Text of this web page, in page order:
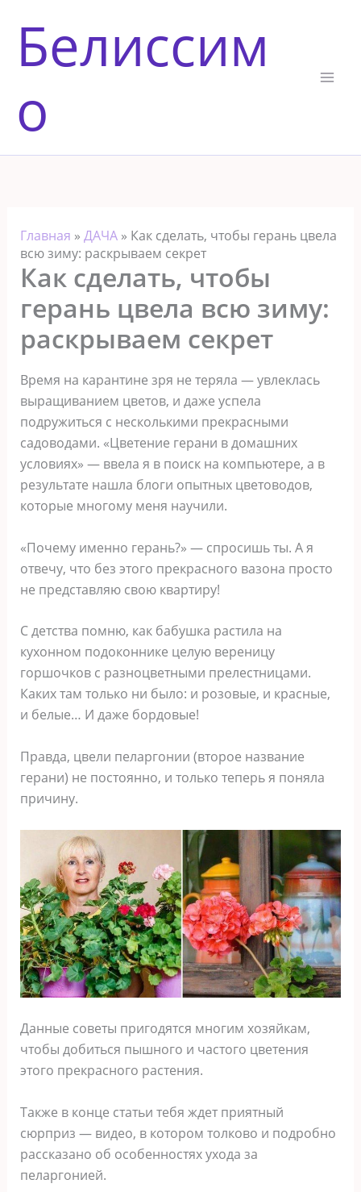
содержимому
Белиссим
о
Главная » ДАЧА» Как сделать, чтобы герань цвела
всю зиму: раскрываем секрет
Как сделать, чтобы
герань цвела всю зиму:
раскрываем секрет
Время на карантине зря не теряла — увлеклась
выращиванием цветов, и даже успела
подружиться с несколькими прекрасными
садоводами. «Цветение герани в домашних
условиях» — ввела я в поиск на компьютере, а в
результате нашла блоги опытных цветоводов,
которые многому меня научили.
«Почему именно герань?» — спросишь ты. А я
отвечу, что без этого прекрасного вазона просто
не представляю свою квартиру!
С детства помню, как бабушка растила на
кухонном подоконнике целую вереницу
горшочков с разноцветными прелестницами.
Каких там только ни было: и розовые, и красные,
и белые… И даже бордовые!
Правда, цвели пеларгонии (второе название
герани) не постоянно, и только теперь я поняла
причину.
Данные советы пригодятся многим хозяйкам,
чтобы добиться пышного и частого цветения
этого прекрасного растения.
Также в конце статьи тебя ждет приятный
сюрприз — видео, в котором толково и подробно
рассказано об особенностях ухода за
пеларгонией.